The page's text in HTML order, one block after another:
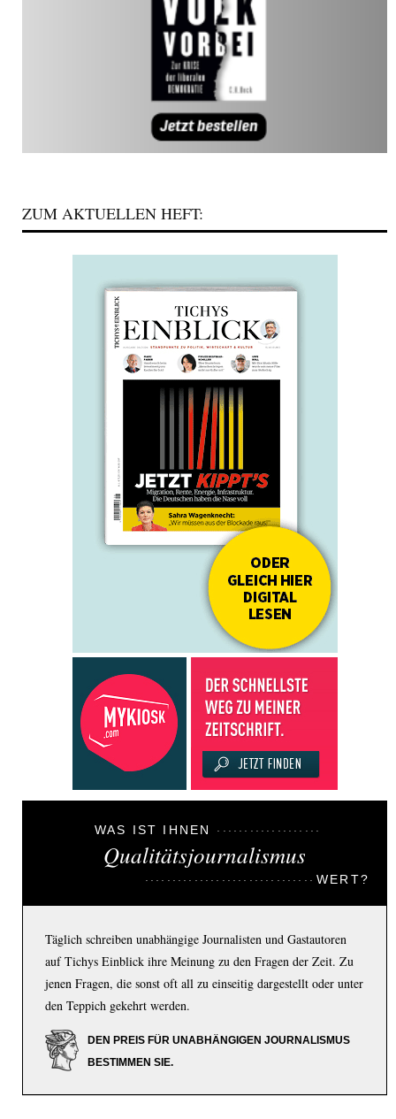
ZUM AKTUELLEN HEFT:
WAS IST IHNEN
Qualitätsjournalismus
WERT?
Täglich schreiben unabhängige Journalisten und Gastautoren
auf Tichys Einblick ihre Meinung zu den Fragen der Zeit. Zu
jenen Fragen, die sonst oft all zu einseitig dargestellt oder unter
den Teppich gekehrt werden.
DEN PREIS FÜR UNABHÄNGIGEN JOURNALISMUS
BESTIMMEN SIE.